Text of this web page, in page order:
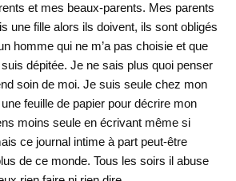
et mes beaux-parents. Mes parents
une fille alors ils doivent, ils sont obligés
homme qui ne m’a pas choisie et que
suis dépitée. Je ne sais plus quoi penser
soin de moi. Je suis seule chez mon
feuille de papier pour décrire mon
moins seule en écrivant même si
ce journal intime à part peut-être
de ce monde. Tous les soirs il abuse